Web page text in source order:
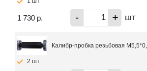
1 730 р. - + шт
Калибр-пробка резьбовая
2 шт